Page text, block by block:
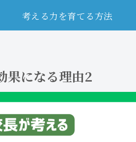
考える力を育てる方法
果になる理由2